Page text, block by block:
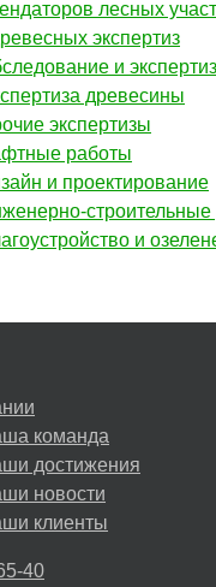
лесных
экспертиз
и
древесины
экспертизы
работы
и проектирование
строительные
и
команда
достижения
новости
клиенты
40